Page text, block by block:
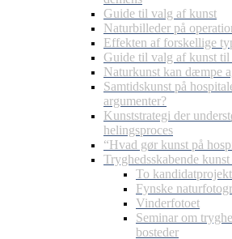
Guide til valg af kunst
Naturbilleder på
Effekten af forskellige
Guide til valg af kunst til
Naturkunst kan dæmpe
Samtidskunst på
argumenter?
Kunststrategi der
helingsproces
“Hvad gør kunst på
Tryghedsskabende
To
Fynske
Vinderfotoet
Seminar om
bosteder